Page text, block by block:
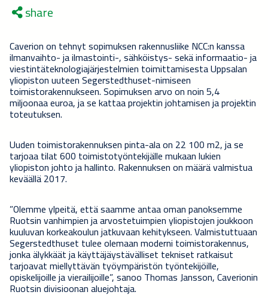
share
Caverion on tehnyt sopimuksen rakennusliike NCC:n kanssa
ilmanvaihto- ja ilmastointi-, sähköistys- sekä informaatio- ja
viestintäteknologiajärjestelmien toimittamisesta Uppsalan
yliopiston uuteen Segerstedthuset-nimiseen
toimistorakennukseen. Sopimuksen arvo on noin 5,4
miljoonaa euroa, ja se kattaa projektin johtamisen ja projektin
toteutuksen.
Uuden toimistorakennuksen pinta-ala on 22 100 m2, ja se
tarjoaa tilat 600 toimistotyöntekijälle mukaan lukien
yliopiston johto ja hallinto. Rakennuksen on määrä valmistua
keväällä 2017.
”Olemme ylpeitä, että saamme antaa oman panoksemme
Ruotsin vanhimpien ja arvostetuimpien yliopistojen joukkoon
kuuluvan korkeakoulun jatkuvaan kehitykseen. Valmistuttuaan
Segerstedthuset tulee olemaan moderni toimistorakennus,
jonka älykkäät ja käyttäjäystävälliset tekniset ratkaisut
tarjoavat miellyttävän työympäristön työntekijöille,
opiskelijoille ja vierailijoille”, sanoo Thomas Jansson, Caverionin
Ruotsin divisioonan aluejohtaja.